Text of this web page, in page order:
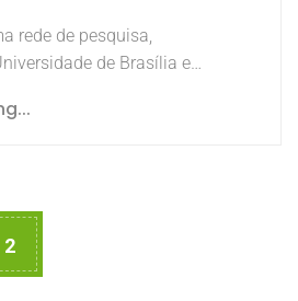
rede de pesquisa,
de Brasília e…
2